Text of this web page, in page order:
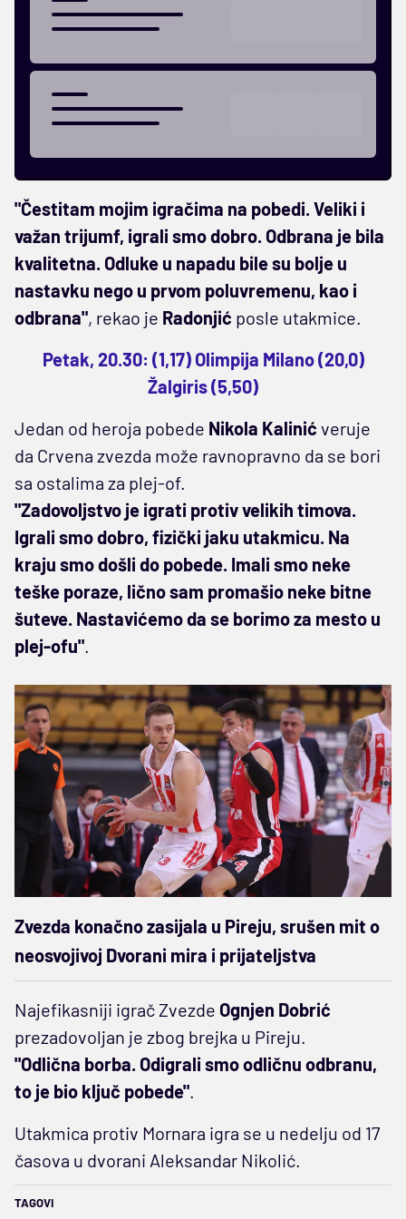
"Čestitam mojim igračima na pobedi. Veliki i
važan trijumf, igrali smo dobro. Odbrana je bila
kvalitetna. Odluke u napadu bile su bolje u
nastavku nego u prvom poluvremenu, kao i
odbrana", rekao je Radonjić posle utakmice.
Petak, 20.30: (1,17) Olimpija Milano (20,0)
Žalgiris (5,50)
Jedan od heroja pobede Nikola Kalinić veruje
da Crvena zvezda može ravnopravno da se bori
sa ostalima za plej-of.
"Zadovoljstvo je igrati protiv velikih timova.
Igrali smo dobro, fizički jaku utakmicu. Na
kraju smo došli do pobede. Imali smo neke
teške poraze, lično sam promašio neke bitne
šuteve. Nastavićemo da se borimo za mesto u
plej-ofu".
Zvezda konačno zasijala u Pireju, srušen mit o
neosvojivoj Dvorani mira i prijateljstva
Najefikasniji igrač Zvezde Ognjen Dobrić
prezadovoljan je zbog brejka u Pireju.
"Odlična borba. Odigrali smo odličnu odbranu,
to je bio ključ pobede".
Utakmica protiv Mornara igra se u nedelju od 17
časova u dvorani Aleksandar Nikolić.
TAGOVI